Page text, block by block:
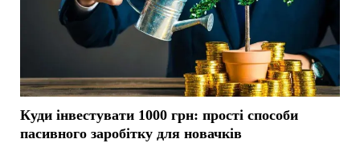
Куди інвестувати 1000 грн: прості способи
пасивного заробітку для новачків